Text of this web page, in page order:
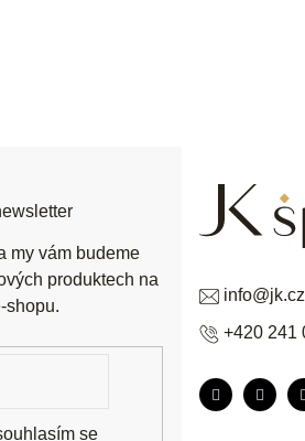
info@jk.cz
+420 241
my vám budeme
produktech na
shopu.
Přihlášením souhlasím se